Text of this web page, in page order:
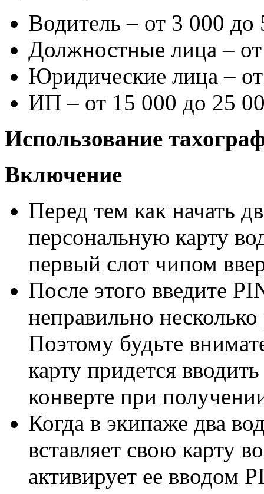
Водитель – от 3 000 до
Должностные лица –
Юридические лица –
ИП – от 15 000 до 25
Использование
Включение
Перед тем как начать
персональную карту
первый слот чипом
После этого введите
неправильно несколько
Поэтому будьте
карту придется
конверте при
Когда в экипаже два
вставляет свою карту
активирует ее вводом